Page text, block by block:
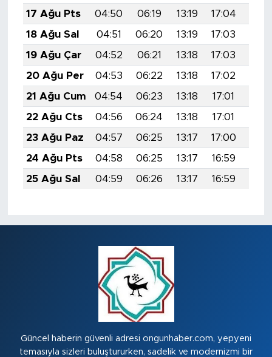
17 Ağu Pts
04:50 06:19 13:19 17:04
18 Ağu Sal
04:51 06:20 13:19 17:03
19 Ağu Çar
04:52 06:21 13:18 17:03
20 Ağu Per
04:53 06:22 13:18 17:02
21 Ağu Cum
04:54 06:23 13:18 17:01
22 Ağu Cts
04:56 06:24 13:18 17:01
23 Ağu Paz
04:57 06:25 13:17 17:00
24 Ağu Pts
04:58 06:25 13:17 16:59
25 Ağu Sal
04:59 06:26 13:17 16:59
Güncel haberin güvenli adresi ongunhaber.com, yepyeni
temasıyla sizleri buluştururken, sadelik ve modernizmi bir